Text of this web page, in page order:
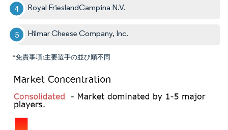
Royal FrieslandCampina N.V.
Hilmar Cheese Company, Inc.
*免責事項:主要選手の並び順不同